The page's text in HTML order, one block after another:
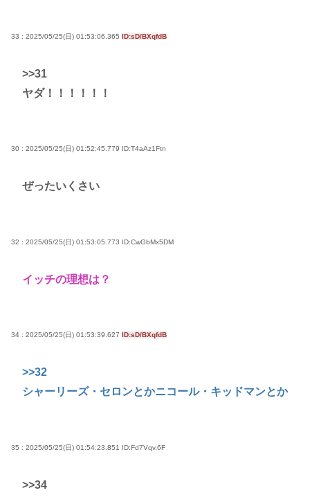
33 : 2025/05/25(日) 01:53:06.365 ID:sD/BXqfdB
>>31
ヤダ！！！！！！
30 : 2025/05/25(日) 01:52:45.779 ID:T4aAz1Ftn
ぜったいくさい
32 : 2025/05/25(日) 01:53:05.773 ID:CwGbMx5DM
イッチの理想は？
34 : 2025/05/25(日) 01:53:39.627 ID:sD/BXqfdB
>>32
シャーリーズ・セロンとかニコール・キッドマンとか
35 : 2025/05/25(日) 01:54:23.851 ID:Fd7Vqv.6F
>>34